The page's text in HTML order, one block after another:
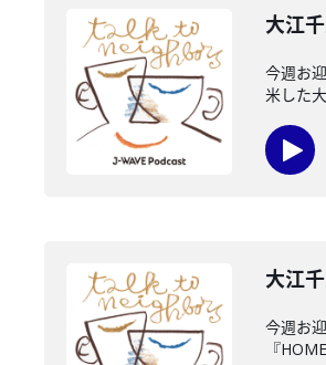
大江
今週お
米した
大江
今週お
『